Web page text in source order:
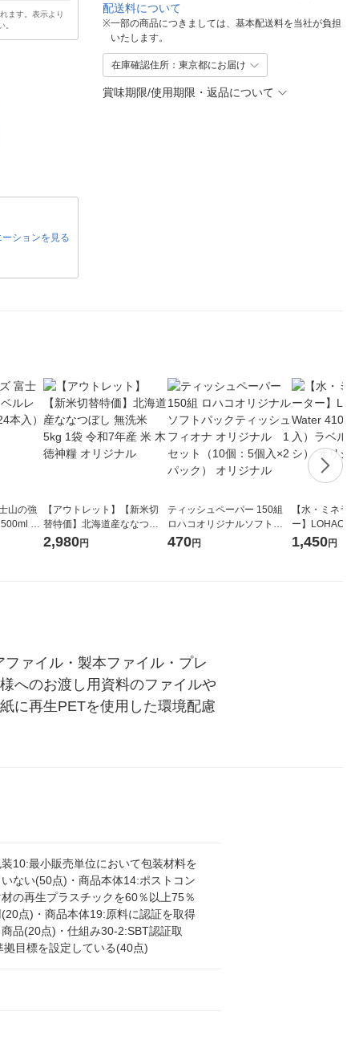
ます。表示より
。
ションを見る
配送料について
※一部の商品につきましては、基本配送料を当社が負担
いたします。
在庫確認住所：東京都にお届け
賞味期限/使用期限・返品について
山の強
1
【アウトレット】【新米切
替特価】北海道産ななつぼ
し 無洗米 5kg 1袋 令和7年産
2,980円
ティッシュペーパー 150組
ロハコオリジナルソフトパ
ックティッシュ フィオナ オ
470円
【水・ミネラ
ー】LOHACO
1箱（20本入
1,450円
ァイル・製本ファイル・プレ
へのお渡し用資料のファイルや
に再生PETを使用した環境配慮
装10:最小販売単位において包装材料を
ない(50点)・商品本体14:ポストコン
の再生プラスチックを60％以上75％
点)・商品本体19:原料に認証を取得
商品(20点)・仕組み30-2:SBT認証取
拠目標を設定している(40点)